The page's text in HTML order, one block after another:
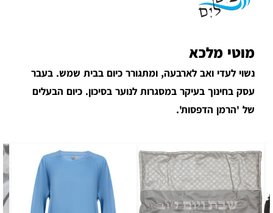
מוטי מלכא
נשוי לעדי ואב לארבעה, ומתגורר כיום בבית שמש. בעבר
עסק בחינוך בעיקר במסגרות לנוער בסיכון. כיום הבעלים
של 'הרמן הדפסות'.